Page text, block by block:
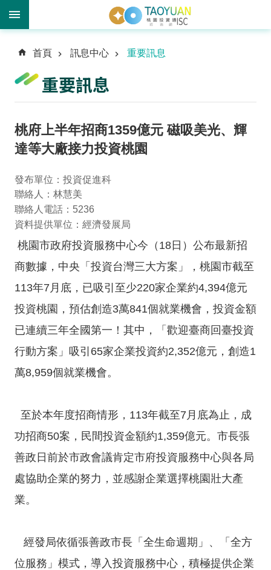
階
尋
訊
息
心
投
資
資
商
服
幫
資
回
首
頁
覽
首頁 訊息中心 重要訊息
重要訊息
桃府上半年招商1359億元 磁吸美光、輝
達等大廠接力投資桃園
發布單位：投資促進科
聯絡人：林慧美
聯絡人電話：5236
資料提供單位：經濟發展局
桃園市政府投資服務中心今（18日）公布最新招
商數據，中央「投資台灣三大方案」，桃園市截至
113年7月底，已吸引至少220家企業約4,394億元
投資桃園，預估創造3萬841個就業機會，投資金額
已連續三年全國第一！其中，「歡迎臺商回臺投資
行動方案」吸引65家企業投資約2,352億元，創造1
萬8,959個就業機會。
至於本年度招商情形，113年截至7月底為止，成
功招商50案，民間投資金額約1,359億元。市長張
善政日前於市政會議肯定市府投資服務中心與各局
處協助企業的努力，並感謝企業選擇桃園壯大產
業。
經發局依循張善政市長「全生命週期」、「全方
位服務」模式，導入投資服務中心，積極提供企業